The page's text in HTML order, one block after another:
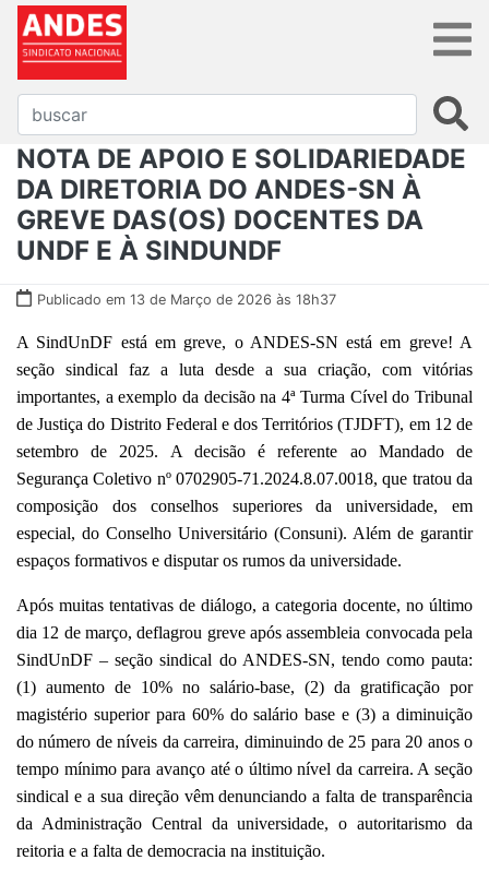
NOTA DE APOIO E SOLIDARIEDADE
DA DIRETORIA DO ANDES-SN À
GREVE DAS(OS) DOCENTES DA
UNDF E À SINDUNDF
Publicado em 13 de Março de 2026 às 18h37
A SindUnDF está em greve, o ANDES-SN está em greve! A
seção sindical faz a luta desde a sua criação, com vitórias
importantes, a exemplo da decisão na 4ª Turma Cível do Tribunal
de Justiça do Distrito Federal e dos Territórios (TJDFT), em 12 de
setembro de 2025. A decisão é referente ao Mandado de
Segurança Coletivo nº 0702905-71.2024.8.07.0018, que tratou da
composição dos conselhos superiores da universidade, em
especial, do Conselho Universitário (Consuni). Além de garantir
espaços formativos e disputar os rumos da universidade.
Após muitas tentativas de diálogo, a categoria docente, no último
dia 12 de março, deflagrou greve após assembleia convocada pela
SindUnDF – seção sindical do ANDES-SN, tendo como pauta:
(1) aumento de 10% no salário-base, (2) da gratificação por
magistério superior para 60% do salário base e (3) a diminuição
do número de níveis da carreira, diminuindo de 25 para 20 anos o
tempo mínimo para avanço até o último nível da carreira. A seção
sindical e a sua direção vêm denunciando a falta de transparência
da Administração Central da universidade, o autoritarismo da
reitoria e a falta de democracia na instituição.